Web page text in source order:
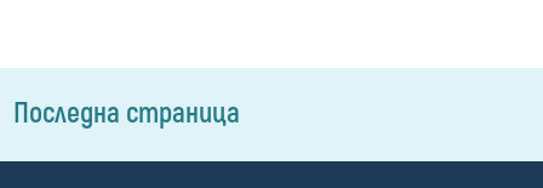
Последна страница